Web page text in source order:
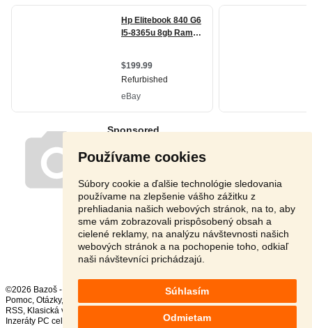
Používame cookies
Súbory cookie a ďalšie technológie sledovania
používame na zlepšenie vášho zážitku z
prehliadania našich webových stránok, na to, aby
sme vám zobrazovali prispôsobený obsah a
cielené reklamy, na analýzu návštevnosti našich
webových stránok a na pochopenie toho, odkiaľ
naši návštevníci prichádzajú.
Súhlasím
Odmietam
Stránka: 1 2 3 Ďalšia
©2026 Bazoš -
Pomoc, Otázky, Hodnotenie
RSS,
Inzeráty PC celkom:
1636